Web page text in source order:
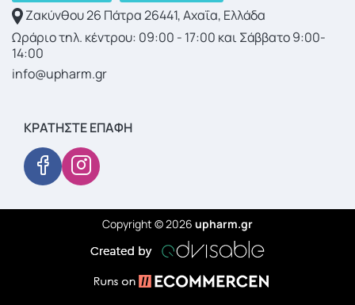
Ζακύνθου 26 Πάτρα 26441, Αχαΐα, Ελλάδα
Ωράριο τηλ. κέντρου: 09:00 - 17:00 και Σάββατο 9:00-
14:00
info@upharm.gr
ΚΡΑΤΉΣΤΕ ΕΠΑΦΉ
Copyright © 2026 upharm.gr